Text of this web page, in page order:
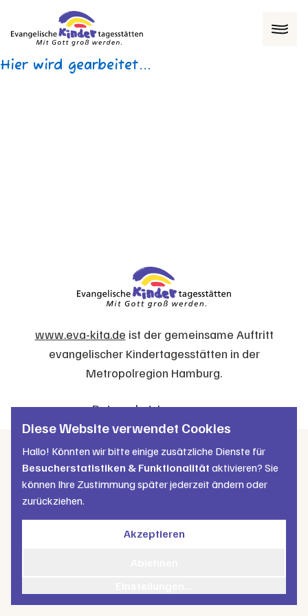
Hier wird gearbeitet...
www.eva-kita.de ist der gemeinsame Auftritt
evangelischer Kindertagesstätten in der
Metropolregion Hamburg.
DatenschutzImpressum
Diese Website verwendet Cookies
Hallo! Könnten wir bitte einige zusätzliche Dienste für
Besucherstatistiken & Funktionalität aktivieren? Sie
können Ihre Zustimmung später jederzeit ändern oder
zurückziehen.
Akzeptieren